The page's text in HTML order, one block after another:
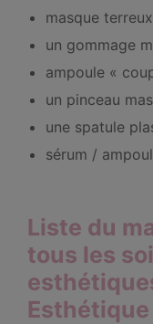
masque terreux
un gommage
ampoule «
un pinceau
une spatule
sérum /
Liste du
tous les
Esthétique